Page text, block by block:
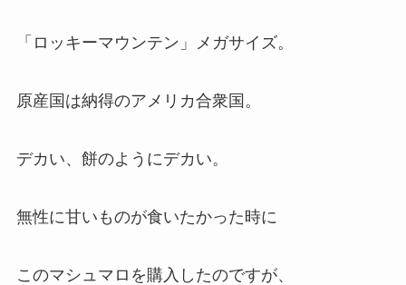
「ロッキーマウンテン」メガサイズ。
原産国は納得のアメリカ合衆国。
デカい、餅のようにデカい。
無性に甘いものが食いたかった時に
このマシュマロを購入したのですが、